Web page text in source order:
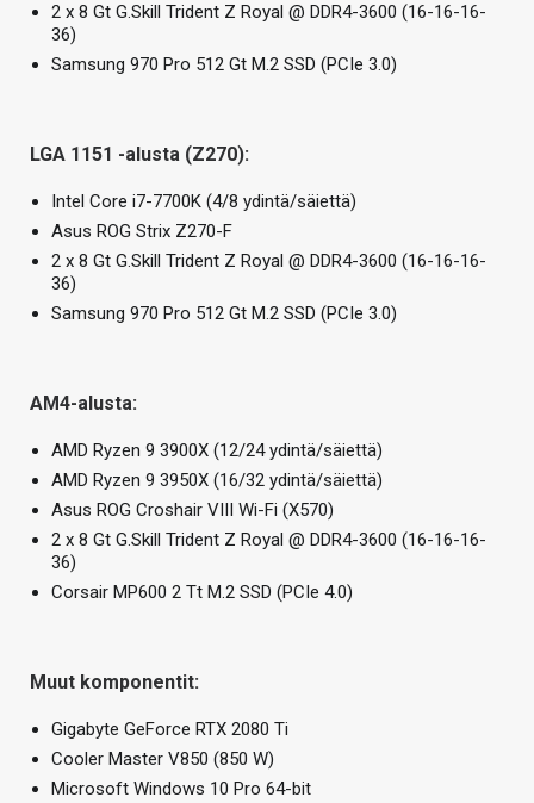
2 x 8 Gt G.Skill Trident Z Royal @ DDR4-3600 (16-16-16-
36)
Samsung 970 Pro 512 Gt M.2 SSD (PCIe 3.0)
LGA 1151 -alusta (Z270):
Intel Core i7-7700K (4/8 ydintä/säiettä)
Asus ROG Strix Z270-F
2 x 8 Gt G.Skill Trident Z Royal @ DDR4-3600 (16-16-16-
36)
Samsung 970 Pro 512 Gt M.2 SSD (PCIe 3.0)
AM4-alusta:
AMD Ryzen 9 3900X (12/24 ydintä/säiettä)
AMD Ryzen 9 3950X (16/32 ydintä/säiettä)
Asus ROG Croshair VIII Wi-Fi (X570)
2 x 8 Gt G.Skill Trident Z Royal @ DDR4-3600 (16-16-16-
36)
Corsair MP600 2 Tt M.2 SSD (PCIe 4.0)
Muut komponentit:
Gigabyte GeForce RTX 2080 Ti
Cooler Master V850 (850 W)
Microsoft Windows 10 Pro 64-bit